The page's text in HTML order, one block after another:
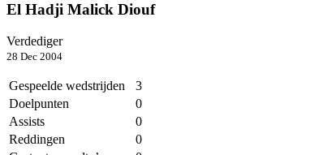
El Hadji Malick Diouf
Verdediger
28 Dec 2004
Gespeelde wedstrijden
3
Doelpunten
0
Assists
0
Reddingen
0